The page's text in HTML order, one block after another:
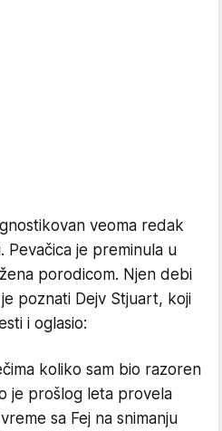
veoma redak
Pevačica je preminula u
porodicom. Njen debi
poznati Dejv Stjuart, koji
i oglasio:
koliko sam bio razoren
je prošlog leta provela
sa Fej na snimanju